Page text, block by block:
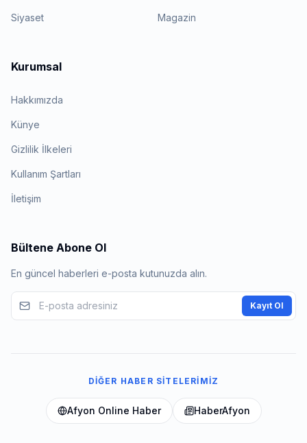
Siyaset Magazin
Kurumsal
Hakkımızda
Künye
Gizlilik İlkeleri
Kullanım Şartları
İletişim
Bültene Abone Ol
En güncel haberleri e-posta kutunuzda alın.
Kayıt Ol
DIĞER HABER SITELERIMIZ
Afyon Online Haber HaberAfyon